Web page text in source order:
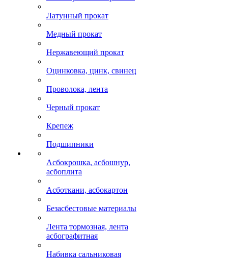
Латунный прокат
Медный прокат
Нержавеющий прокат
Оцинковка, цинк, свинец
Проволока, лента
Черный прокат
Крепеж
Подшипники
Асбокрошка, асбошнур,
асбоплита
Асботкани, асбокартон
Безасбестовые материалы
Лента тормозная, лента
асбографитная
Набивка сальниковая